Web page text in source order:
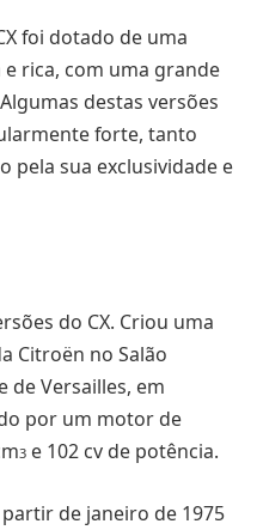
foi dotado de uma
rica, com uma grande
destas versões
forte, tanto
pela sua exclusividade e
do CX. Criou uma
Citroën no Salão
de Versailles, em
por um motor de
3 e 102 cv de potência.
de janeiro de 1975